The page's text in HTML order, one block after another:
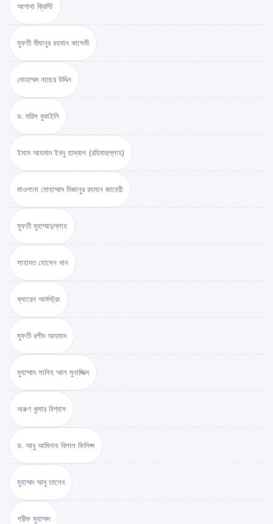
আগাথা ক্রিস্টি
মুফতী মীযানুর রহমান কাসেমী
মোহাম্মদ নাছের উদ্দিন
ড. মরিস বুকাইলি
ইমাম আহমাদ ইবনু হাম্বাল (রহিমাহুল্লাহ)
মাওলানা মোহাম্মাদ মিজানুর রহমান জাহেরী
মুফতী মুহাম্মাদুল্লাহ
সাহাদত হোসেন খান
ক্যারেন আর্মস্ট্রং
মুফতী রশীদ আহমাদ
মুহাম্মাদ সালিহ আল মুনাজ্জিদ
অরুণ কুমার বিশ্বাস
ড. আবু আমিনাহ বিলাল ফিলিপ্স
মুহাম্মদ আবু তালেব
শরীফ মুহাম্মদ